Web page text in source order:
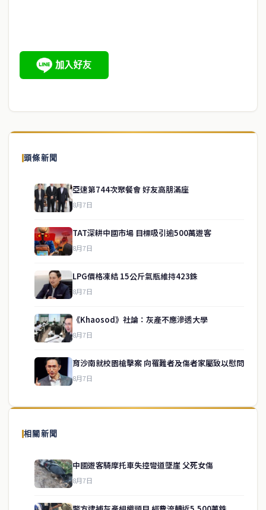
頭條新聞
亞速第744次聚餐會 好友高朋滿座
8月7日
TAT深耕中國市場 目標吸引逾500萬遊客
8月7日
LPG價格凍結 15公斤氣瓶維持423銖
8月7日
《Khaosod》社論：灰產不應滲透大學
8月7日
育沙南就校園槍擊案 向罹難者及傷者家屬致以慰問
8月7日
相關新聞
中國遊客騎摩托車失控彎道墜崖 父死女傷
8月7日
關於我們
泰國中文新聞（TCN）是一家總部設於曼谷的中文新聞媒體，致力於
供即時、客觀、多元的中文新聞內容。
service@thaichinesenews.com